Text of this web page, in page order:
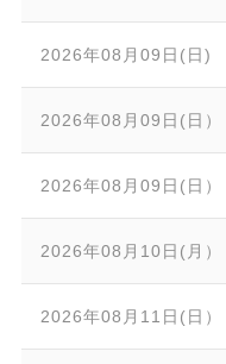
2026年08月09日(日)
2026年08月09日(日）
2026年08月09日(日）
2026年08月10日(月）
2026年08月11日(日）